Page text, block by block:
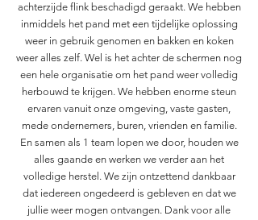
achterzijde flink beschadigd geraakt. We hebben
inmiddels het pand met een tijdelijke oplossing
weer in gebruik genomen en bakken en koken
weer alles zelf. Wel is het achter de schermen nog
een hele organisatie om het pand weer volledig
herbouwd te krijgen. We hebben enorme steun
ervaren vanuit onze omgeving, vaste gasten,
mede ondernemers, buren, vrienden en familie.
En samen als 1 team lopen we door, houden we
alles gaande en werken we verder aan het
volledige herstel. We zijn ontzettend dankbaar
dat iedereen ongedeerd is gebleven en dat we
jullie weer mogen ontvangen. Dank voor alle